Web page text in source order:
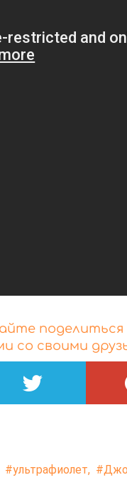
со своими
ультрафиолет,